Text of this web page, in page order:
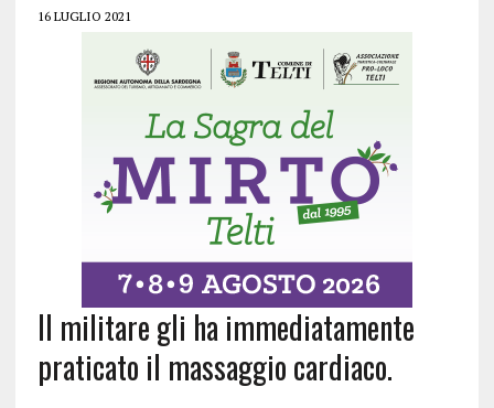
16 LUGLIO 2021
Il militare gli ha immediatamente
praticato il massaggio cardiaco.